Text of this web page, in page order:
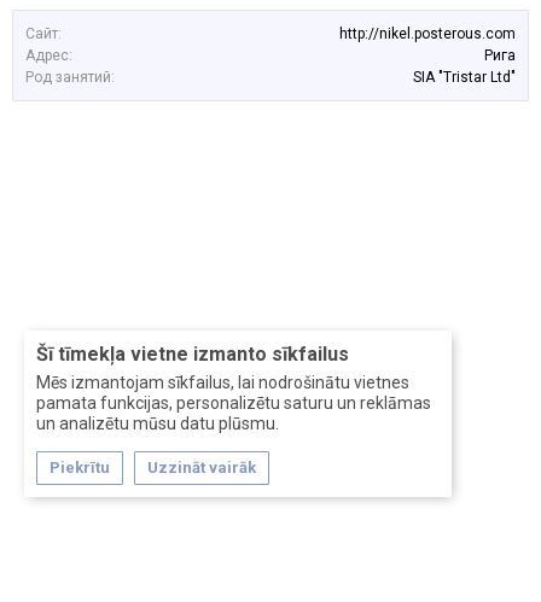
Šī tīmekļa vietne izmanto sīkfailus
Mēs izmantojam sīkfailus, lai nodrošinātu vietnes
pamata funkcijas, personalizētu saturu un reklāmas
un analizētu mūsu datu plūsmu.
Piekrītu Uzzināt vairāk
Сайт:
http://nikel.posterous.com
Адрес:
Рига
Род занятий:
SIA "Tristar Ltd"